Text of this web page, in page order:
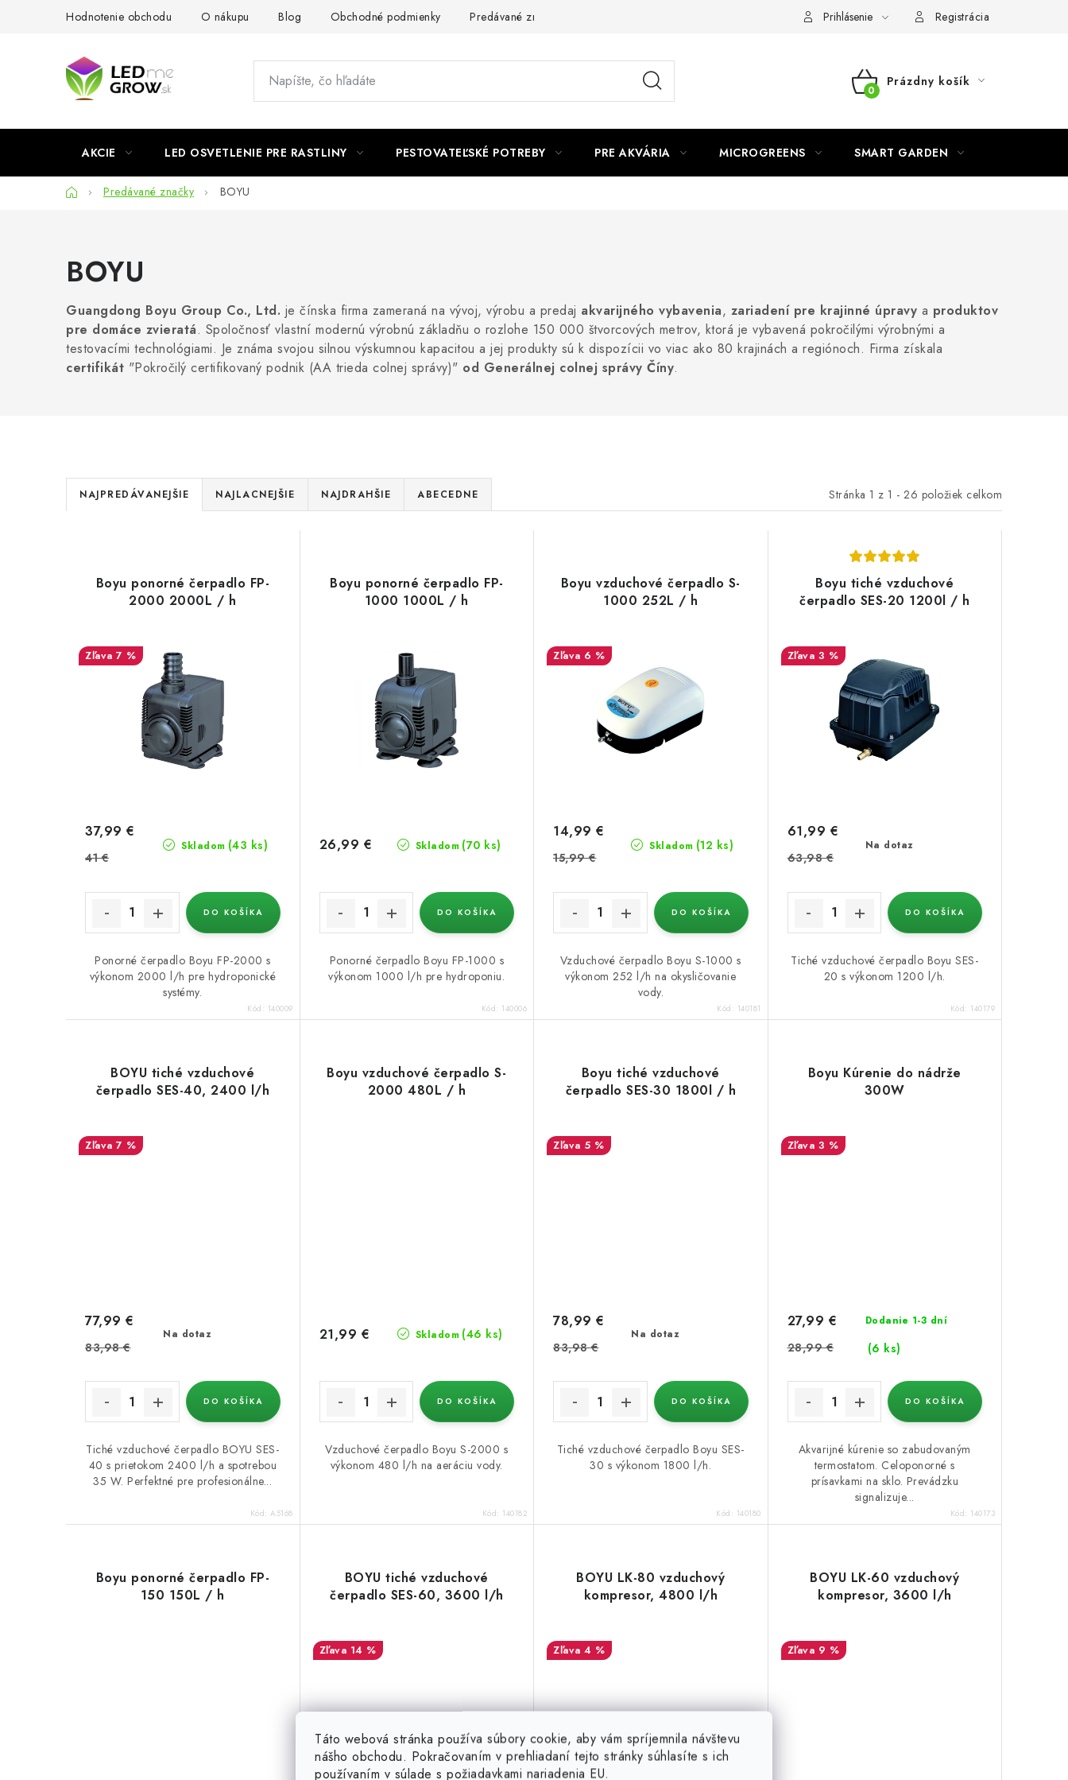
Táto webová stránka používa súbory cookie, aby vám spríjemnila návštevu
nášho obchodu. Pokračovaním v prehliadaní tejto stránky súhlasíte s ich
používaním v súlade s požiadavkami nariadenia EU.
Hodnotenie obchodu O nákupu Blog Obchodné podmienky Predávané značky Podmienky o ochrane osobných údajov
Prihlásenie Registrácia
NÁKUPNÝ
Prázdny košík
AKCIE LED OSVETLENIE PRE RASTLINY PESTOVATEĽSKÉ POTREBY PRE AKVÁRIA MICROGREENS SMART GARDEN
DomovPredávané značky BOYU
BOYU
Guangdong Boyu Group Co., Ltd. je čínska firma zameraná na vývoj, výrobu a predaj akvarijného vybavenia, zariadení pre krajinné úpravy a produktov
pre domáce zvieratá. Spoločnosť vlastní modernú výrobnú základňu o rozlohe 150 000 štvorcových metrov, ktorá je vybavená pokročilými výrobnými a
testovacími technológiami. Je známa svojou silnou výskumnou kapacitou a jej produkty sú k dispozícii vo viac ako 80 krajinách a regiónoch. Firma získala
certifikát "Pokročilý certifikovaný podnik (AA trieda colnej správy)" od Generálnej colnej správy Číny.
Stránka 1 z 1 - 26 položiek celkom
R
a
e
NAJPREDÁVANEJŠIE NAJLACNEJŠIE NAJDRAHŠIE ABECEDNE
Boyu ponorné čerpadlo FP-
2000 2000L / h
7 %
Skladom (43 ks)
37,99 €
41 €
DO KOŠÍKA
Ponorné čerpadlo Boyu FP-2000 s
výkonom 2000 l/h pre hydroponické
systémy.
Kód: 140009
Boyu ponorné čerpadlo FP-
1000 1000L / h
Skladom (70 ks)
26,99 €
DO KOŠÍKA
Ponorné čerpadlo Boyu FP-1000 s
výkonom 1000 l/h pre hydroponiu.
Kód: 140006
Boyu vzduchové čerpadlo S-
1000 252L / h
6 %
Skladom (12 ks)
14,99 €
15,99 €
DO KOŠÍKA
Vzduchové čerpadlo Boyu S-1000 s
výkonom 252 l/h na okysličovanie
vody.
Kód: 140181
Boyu tiché vzduchové
čerpadlo SES-20 1200l / h
3 %
Na dotaz
61,99 €
63,98 €
DO KOŠÍKA
Tiché vzduchové čerpadlo Boyu SES-
20 s výkonom 1200 l/h.
Kód: 140179
BOYU tiché vzduchové
čerpadlo SES-40, 2400 l/h
7 %
Na dotaz
77,99 €
83,98 €
DO KOŠÍKA
Tiché vzduchové čerpadlo BOYU SES-
40 s prietokom 2400 l/h a spotrebou
35 W. Perfektné pre profesionálne...
Kód: A5168
Boyu vzduchové čerpadlo S-
2000 480L / h
Skladom (46 ks)
21,99 €
DO KOŠÍKA
Vzduchové čerpadlo Boyu S-2000 s
výkonom 480 l/h na aeráciu vody.
Kód: 140182
Boyu tiché vzduchové
čerpadlo SES-30 1800l / h
5 %
Na dotaz
78,99 €
83,98 €
DO KOŠÍKA
Tiché vzduchové čerpadlo Boyu SES-
30 s výkonom 1800 l/h.
Kód: 140180
Boyu Kúrenie do nádrže
300W
3 %
Dodanie 1-3 dní
(6 ks)
27,99 €
28,99 €
DO KOŠÍKA
Akvarijné kúrenie so zabudovaným
termostatom. Celoponorné s
prísavkami na sklo. Prevádzku
signalizuje...
Kód: 140173
Boyu ponorné čerpadlo FP-
150 150L / h
BOYU tiché vzduchové
čerpadlo SES-60, 3600 l/h
14 %
BOYU LK-80 vzduchový
kompresor, 4800 l/h
4 %
BOYU LK-60 vzduchový
kompresor, 3600 l/h
9 %